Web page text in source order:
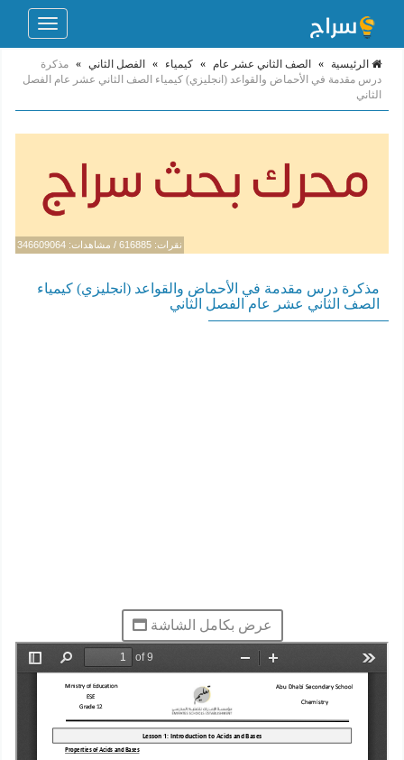
Toggle
الرئيسية » الصف الثاني عشر عام » كيمياء » الفصل الثاني » مذكرة
درس مقدمة في الأحماض والقواعد (انجليزي) كيمياء الصف الثاني عشر عام الفصل
الثاني
نقرات: 616885 / مشاهدات: 346609064
مذكرة درس مقدمة في الأحماض والقواعد (انجليزي) كيمياء
الصف الثاني عشر عام الفصل الثاني
عرض بكامل الشاشة